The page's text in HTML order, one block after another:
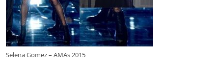
Selena Gomez – AMAs 2015